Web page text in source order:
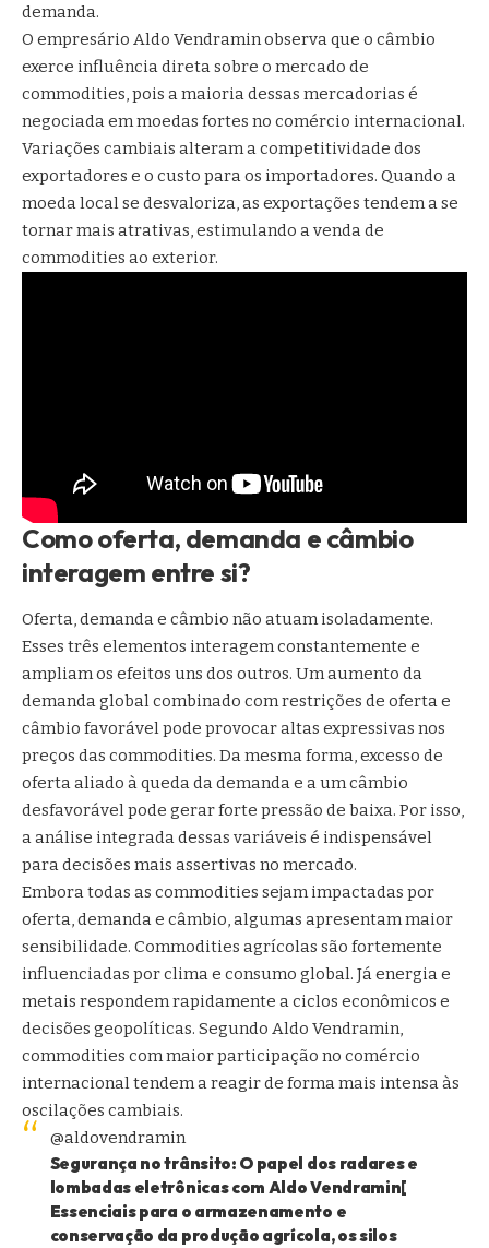
demanda.
O empresário Aldo Vendramin observa que o câmbio
exerce influência direta sobre o mercado de
commodities, pois a maioria dessas mercadorias é
negociada em moedas fortes no comércio internacional.
Variações cambiais alteram a competitividade dos
exportadores e o custo para os importadores. Quando a
moeda local se desvaloriza, as exportações tendem a se
tornar mais atrativas, estimulando a venda de
commodities ao exterior.
Como oferta, demanda e câmbio
interagem entre si?
Oferta, demanda e câmbio não atuam isoladamente.
Esses três elementos interagem constantemente e
ampliam os efeitos uns dos outros. Um aumento da
demanda global combinado com restrições de oferta e
câmbio favorável pode provocar altas expressivas nos
preços das commodities. Da mesma forma, excesso de
oferta aliado à queda da demanda e a um câmbio
desfavorável pode gerar forte pressão de baixa. Por isso,
a análise integrada dessas variáveis é indispensável
para decisões mais assertivas no mercado.
Embora todas as commodities sejam impactadas por
oferta, demanda e câmbio, algumas apresentam maior
sensibilidade. Commodities agrícolas são fortemente
influenciadas por clima e consumo global. Já energia e
metais respondem rapidamente a ciclos econômicos e
decisões geopolíticas. Segundo Aldo Vendramin,
commodities com maior participação no comércio
internacional tendem a reagir de forma mais intensa às
oscilações cambiais.
@aldovendramin
Segurança no trânsito: O papel dos radares e
lombadas eletrônicas com Aldo Vendramin[
Essenciais para o armazenamento e
conservação da produção agrícola, os silos